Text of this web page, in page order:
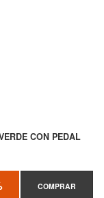
CON PEDAL
COMPRAR